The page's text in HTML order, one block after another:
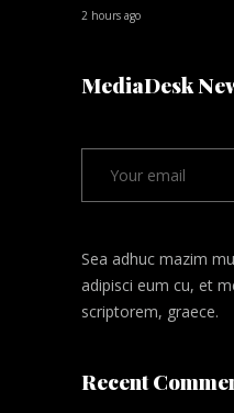
2 hours ago
MediaDesk
Sea adhuc mazim
adipisci eum cu, et
scriptorem, graece.
Recent